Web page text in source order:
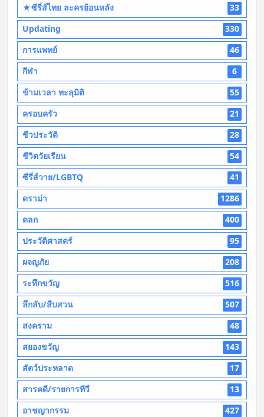
★ซีรี่ส์ไทย ละครย้อนหลัง
33
Updating
330
การแพทย์
46
กีฬา
6
ข้ามเวลา ทะลุมิติ
55
ครอบครัว
21
ชีวประวัติ
28
ชีวิตวัยเรียน
54
ซีรี่ส์วาย/LGBTQ
41
ดราม่า
1286
ตลก
400
ประวัติศาสตร์
95
ผจญภัย
208
ระทึกขวัญ
516
ลึกลับ/สืบสวน
507
สงคราม
48
สยองขวัญ
143
สัตว์ประหลาด
17
สารคดี/รายการทีวี
13
อาชญากรรม
427